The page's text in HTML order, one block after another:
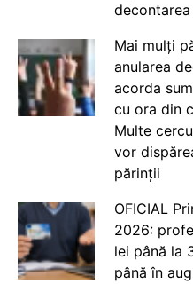
Mai mulți
anularea
acorda
cu ora din
Multe
vor
părinții
OFICIAL
2026:
lei până la
până în